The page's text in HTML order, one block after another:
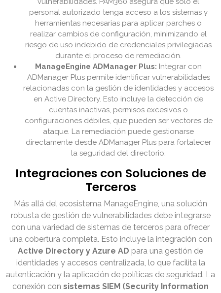
personal autorizado tenga acceso a los sistemas y
herramientas necesarias para aplicar parches o
realizar cambios de configuración, minimizando el
riesgo de uso indebido de credenciales privilegiadas
durante el proceso de remediación.
ManageEngine ADManager Plus: Integrar con
ADManager Plus permite identificar vulnerabilidades
relacionadas con la gestión de identidades y accesos
en Active Directory. Esto incluye la detección de
cuentas inactivas, permisos excesivos o
configuraciones débiles, que pueden ser vectores de
ataque. La remediación puede gestionarse
directamente desde ADManager Plus para fortalecer
la seguridad del directorio.
Integraciones con Soluciones de
Terceros
Más allá del ecosistema ManageEngine, una solución
robusta de gestión de vulnerabilidades debe integrarse
con una variedad de sistemas de terceros para ofrecer
una cobertura completa. Esto incluye la integración con
Active Directory y Azure AD para una gestión de
identidades y accesos centralizada, lo que facilita la
autenticación y la aplicación de políticas de seguridad. La
conexión con sistemas SIEM (Security Information